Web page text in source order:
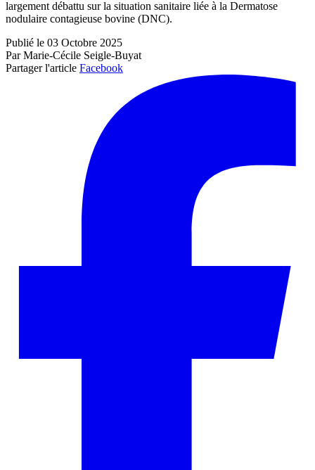
largement débattu sur la situation sanitaire liée à la Dermatose
nodulaire contagieuse bovine (DNC).
Publié le 03 Octobre 2025
Par Marie-Cécile Seigle-Buyat
Partager l'article Facebook